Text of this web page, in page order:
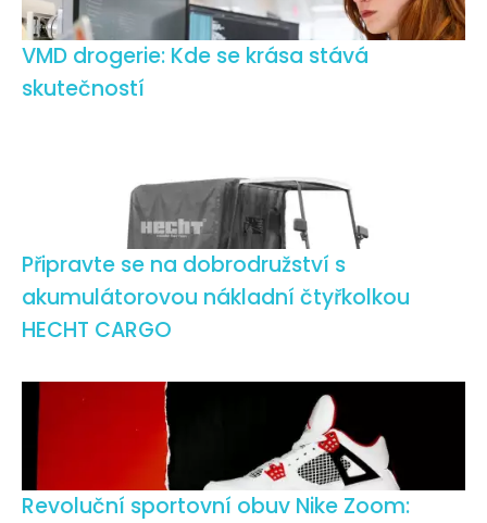
VMD drogerie: Kde se krása stává
skutečností
Připravte se na dobrodružství s
akumulátorovou nákladní čtyřkolkou
HECHT CARGO
Revoluční sportovní obuv Nike Zoom: